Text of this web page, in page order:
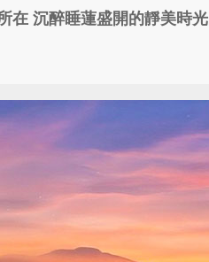
在 沉醉睡蓮盛開的靜美時光